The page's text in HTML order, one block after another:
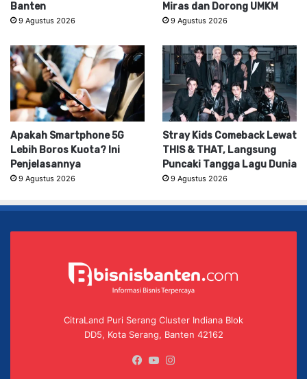
Banten
9 Agustus 2026
Miras dan Dorong UMKM
9 Agustus 2026
Apakah Smartphone 5G
Lebih Boros Kuota? Ini
Penjelasannya
9 Agustus 2026
Stray Kids Comeback Lewat
THIS & THAT, Langsung
Puncaki Tangga Lagu Dunia
9 Agustus 2026
CitraLand Puri Serang Cluster Indiana Blok
DD5, Kota Serang, Banten 42162
Facebook
YouTube